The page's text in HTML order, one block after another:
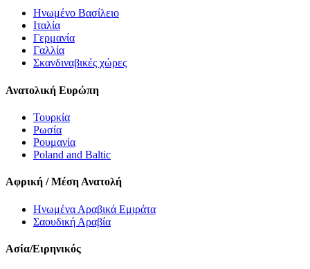
Ηνωμένο Βασίλειο
Ιταλία
Γερμανία
Γαλλία
Σκανδιναβικές χώρες
Ανατολική Ευρώπη
Τουρκία
Ρωσία
Ρουμανία
Poland and Baltic
Αφρική / Μέση Ανατολή
Ηνωμένα Αραβικά Εμιράτα
Σαουδική Αραβία
Ασία/Ειρηνικός